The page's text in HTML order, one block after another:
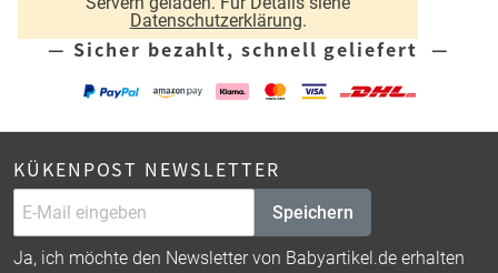
Datenschutzerklärung.
— Sicher bezahlt, schnell geliefert —
KÜKENPOST NEWSLETTER
Speichern
Ja, ich möchte den Newsletter von Babyartikel.de erhalten